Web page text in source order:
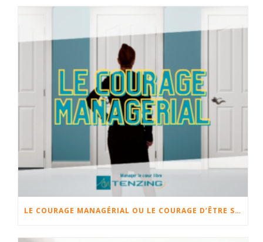
LE COURAGE MANAGÉRIAL OU LE COURAGE D’ÊTRE SOI